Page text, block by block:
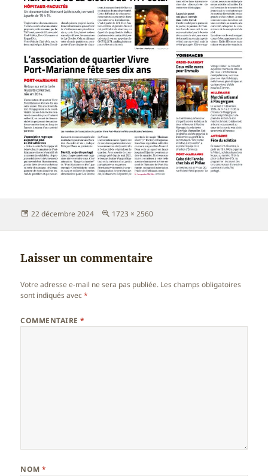
Publié
22 décembre 2024
Taille
1723 × 2560
Laisser un commentaire
Votre adresse e-mail ne sera pas publiée. Les champs obligatoires
sont indiqués avec*
COMMENTAIRE*
NOM*